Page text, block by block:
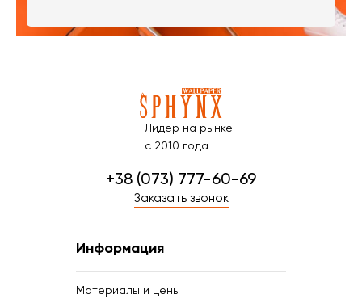
Лидер на рынке
с 2010 года
+38 (073) 777-60-69
Заказать звонок
Информация
Материалы и цены